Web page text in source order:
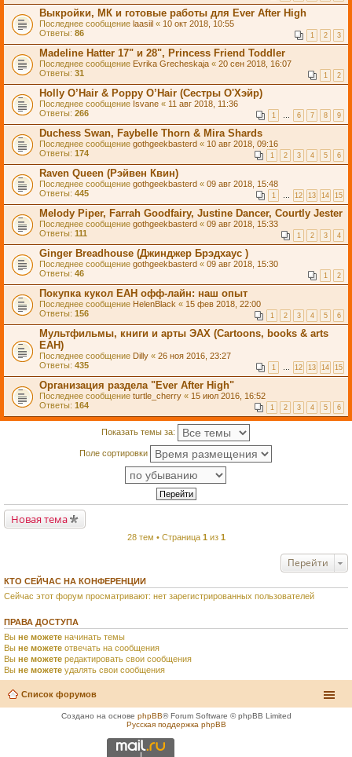
Выкройки, МК и готовые работы для Ever After High
Последнее сообщение laasiil « 10 окт 2018, 10:55
Ответы: 86 1 2 3
Madeline Hatter 17" и 28", Princess Friend Toddler
Последнее сообщение Evrika Grecheskaja « 20 сен 2018, 16:07
Ответы: 31 1 2
Holly O’Hair & Poppy O’Hair (Сестры О'Хэйр)
Последнее сообщение Isvane « 11 авг 2018, 11:36
Ответы: 266 1 … 6 7 8 9
Duchess Swan, Faybelle Thorn & Mira Shards
Последнее сообщение gothgeekbasterd « 10 авг 2018, 09:16
Ответы: 174 1 2 3 4 5 6
Raven Queen (Рэйвен Квин)
Последнее сообщение gothgeekbasterd « 09 авг 2018, 15:48
Ответы: 445 1 … 12 13 14 15
Melody Piper, Farrah Goodfairy, Justine Dancer, Courtly Jester
Последнее сообщение gothgeekbasterd « 09 авг 2018, 15:33
Ответы: 111 1 2 3 4
Ginger Breadhouse (Джинджер Брэдхаус )
Последнее сообщение gothgeekbasterd « 09 авг 2018, 15:30
Ответы: 46 1 2
Покупка кукол ЕАН офф-лайн: наш опыт
Последнее сообщение HelenBlack « 15 фев 2018, 22:00
Ответы: 156 1 2 3 4 5 6
Мультфильмы, книги и арты ЭАХ (Сartoons, books & arts
EAH)
Последнее сообщение Dilly « 26 ноя 2016, 23:27
Ответы: 435 1 … 12 13 14 15
Организация раздела "Ever After High"
Последнее сообщение turtle_cherry « 15 июл 2016, 16:52
Ответы: 164 1 2 3 4 5 6
Показать темы за:
Поле сортировки
Новая тема
28 тем • Страница 1 из 1
Перейти
КТО СЕЙЧАС НА КОНФЕРЕНЦИИ
Сейчас этот форум просматривают: нет зарегистрированных пользователей
ПРАВА ДОСТУПА
Вы не можете начинать темы
Вы не можете отвечать на сообщения
Вы не можете редактировать свои сообщения
Вы не можете удалять свои сообщения
Список форумов
Создано на основе phpBB® Forum Software © phpBB Limited
Русская поддержка phpBB